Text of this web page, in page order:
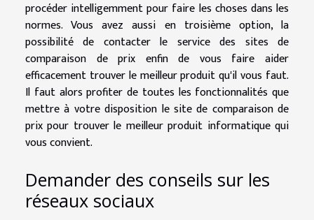
procéder intelligemment pour faire les choses dans les
normes. Vous avez aussi en troisième option, la
possibilité de contacter le service des sites de
comparaison de prix enfin de vous faire aider
efficacement trouver le meilleur produit qu'il vous faut.
Il faut alors profiter de toutes les fonctionnalités que
mettre à votre disposition le site de comparaison de
prix pour trouver le meilleur produit informatique qui
vous convient.
Demander des conseils sur les
réseaux sociaux